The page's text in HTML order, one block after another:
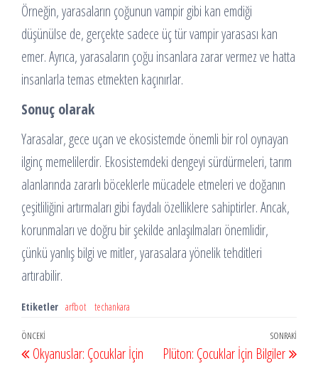
Örneğin, yarasaların çoğunun vampir gibi kan emdiği
düşünülse de, gerçekte sadece üç tür vampir yarasası kan
emer. Ayrıca, yarasaların çoğu insanlara zarar vermez ve hatta
insanlarla temas etmekten kaçınırlar.
Sonuç olarak
Yarasalar, gece uçan ve ekosistemde önemli bir rol oynayan
ilginç memelilerdir. Ekosistemdeki dengeyi sürdürmeleri, tarım
alanlarında zararlı böceklerle mücadele etmeleri ve doğanın
çeşitliliğini artırmaları gibi faydalı özelliklere sahiptirler. Ancak,
korunmaları ve doğru bir şekilde anlaşılmaları önemlidir,
çünkü yanlış bilgi ve mitler, yarasalara yönelik tehditleri
artırabilir.
Etiketler arfbot techankara
Yazı
Önceki
Yazı
ÖNCEKI
Okyanuslar: Çocuklar İçin
Yazı
SONRAKI
Plüton: Çocuklar İçin Bilgiler